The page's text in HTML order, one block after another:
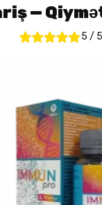
—
5 / 5